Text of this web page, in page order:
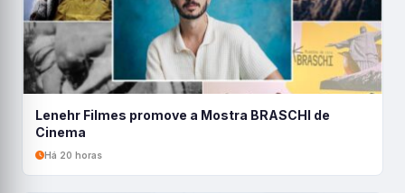
Lenehr Filmes promove a Mostra BRASCHI de
Cinema
Há 20 horas